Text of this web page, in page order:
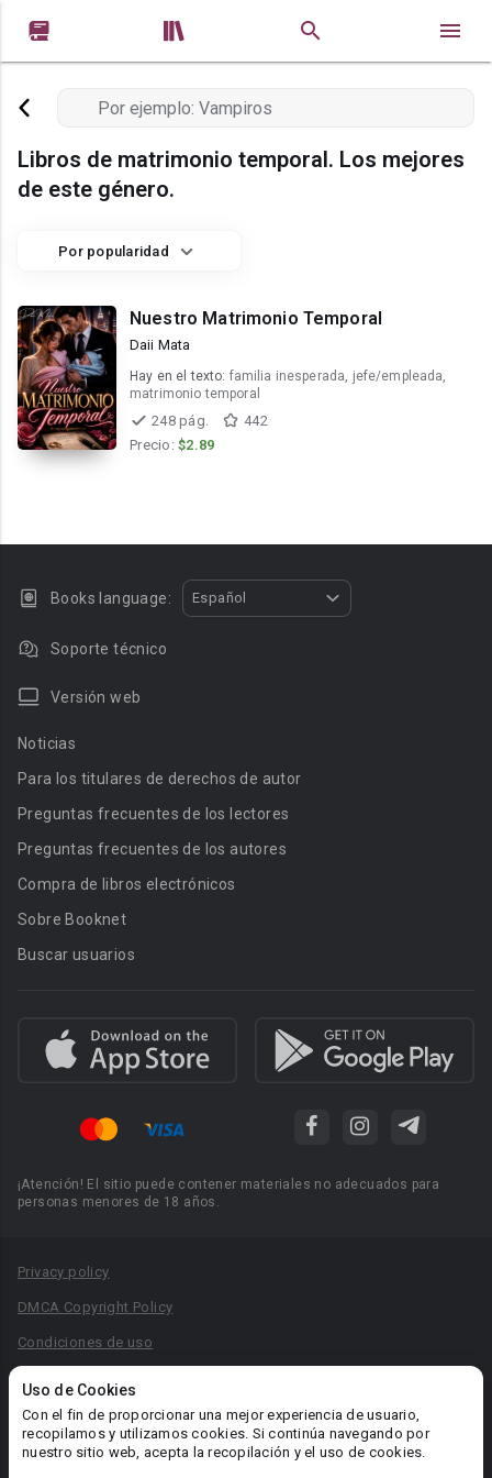
 
Libros de matrimonio temporal. Los mejores
de este género.
Por popularidad
Nuestro Matrimonio Temporal
Daii Mata
Hay en el texto: familia inesperada, jefe/empleada,
matrimonio temporal
248 pág.
442
Precio: $2.89
Uso de Cookies
Con el fin de proporcionar una mejor experiencia de usuario,
recopilamos y utilizamos cookies. Si continúa navegando por
nuestro sitio web, acepta la recopilación y el uso de cookies.
Books language: Español
Soporte técnico
Versión web
Noticias
Para los titulares de derechos de autor
Preguntas frecuentes de los lectores
Preguntas frecuentes de los autores
Compra de libros electrónicos
Sobre Booknet
Buscar usuarios
¡Atención! El sitio puede contener materiales no adecuados para
personas menores de 18 años.
Privacy policy
DMCA Copyright Policy
Condiciones de uso
Reglas para la publicación de libros
Área RR.PP.: pr@booknet.com